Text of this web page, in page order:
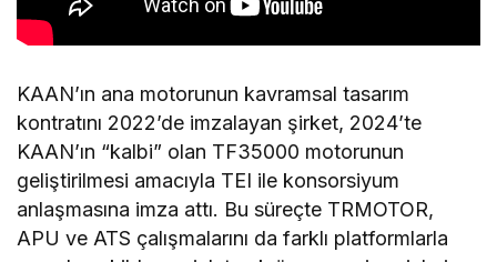
KAAN’ın ana motorunun kavramsal tasarım
kontratını 2022’de imzalayan şirket, 2024’te
KAAN’ın “kalbi” olan TF35000 motorunun
geliştirilmesi amacıyla TEI ile konsorsiyum
anlaşmasına imza attı. Bu süreçte TRMOTOR,
APU ve ATS çalışmalarını da farklı platformlarla